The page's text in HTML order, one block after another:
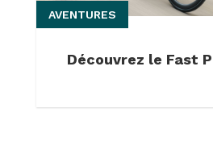
Découvrez le Fast
AVENTURES